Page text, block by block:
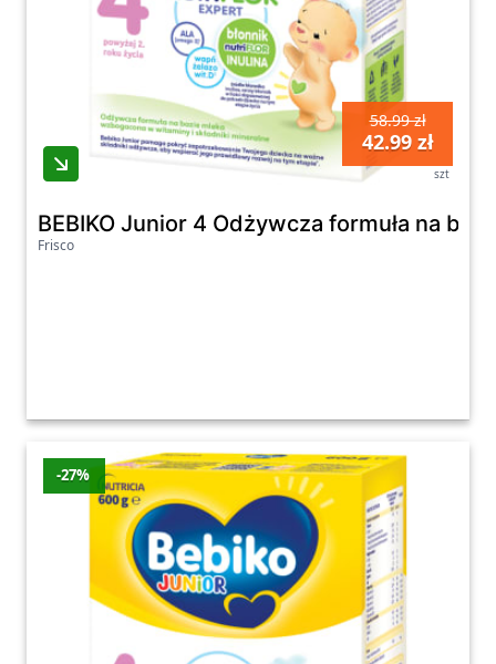
58.99 zł
42.99 zł
szt
BEBIKO Junior 4 Odżywcza formuła na
Frisco
-27%